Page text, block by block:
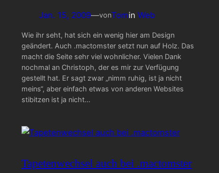
Jan. 15, 2009—vonTomin Web
Wie ihr seht, hat sich ein wenig hier am Design
geändert. Auch .mactomster setzt nun auf Holz. Das
macht die Seite sehr viel wohnlicher. Vielen Dank
nochmal an Christoph, der es mir zur Verfügung
gestellt hat. Er sagt zwar „nimm ruhig, ist ja nicht
meins“, aber einfach etwas von anderen Websites
stibitzen ist ja nicht…
Tapetenwechsel auch bei .mactomster